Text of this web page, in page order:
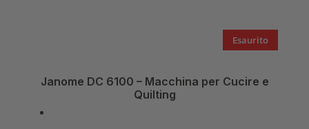
Esaurito
Janome DC 6100 – Macchina per Cucire e
Quilting